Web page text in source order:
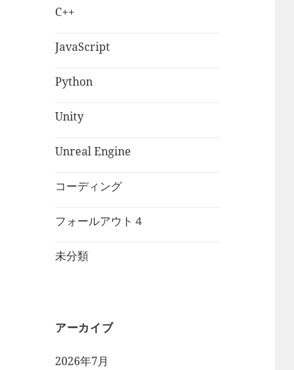
C++
JavaScript
Python
Unity
Unreal Engine
コーディング
フォールアウト４
未分類
アーカイブ
2026年7月